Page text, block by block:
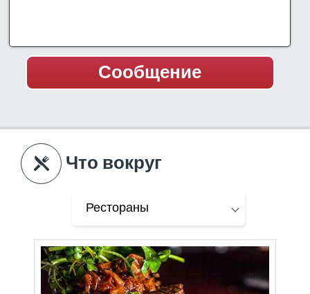
Что вокруг